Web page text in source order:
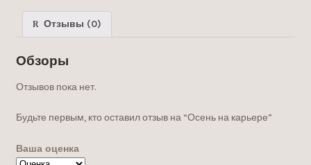
Отзывы (0)
Обзоры
Отзывов пока нет.
Будьте первым, кто оставил отзыв на “Осень на карьере”
Ваша оценка